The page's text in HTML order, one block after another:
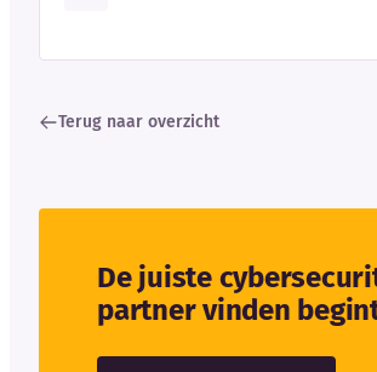
Terug naar overzicht
De juiste
partner vinden